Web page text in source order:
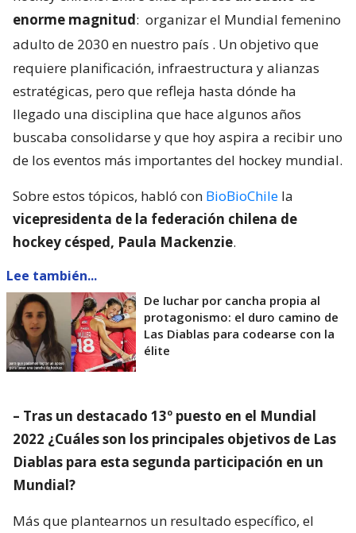
enorme magnitud: organizar el Mundial femenino
adulto de 2030 en nuestro país . Un objetivo que
requiere planificación, infraestructura y alianzas
estratégicas, pero que refleja hasta dónde ha
llegado una disciplina que hace algunos años
buscaba consolidarse y que hoy aspira a recibir uno
de los eventos más importantes del hockey mundial.
Sobre estos tópicos, habló con BioBioChile la
vicepresidenta de la federación chilena de
hockey césped, Paula Mackenzie.
Lee también...
De luchar por cancha propia al
protagonismo: el duro camino de
Las Diablas para codearse con la
élite
– Tras un destacado 13º puesto en el Mundial
2022 ¿Cuáles son los principales objetivos de Las
Diablas para esta segunda participación en un
Mundial?
Más que plantearnos un resultado específico, el